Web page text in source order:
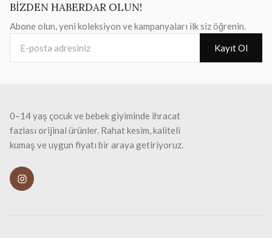
BİZDEN HABERDAR OLUN!
Abone olun, yeni koleksiyon ve kampanyaları ilk siz öğrenin.
Kayıt Ol
0–14 yaş çocuk ve bebek giyiminde ihracat
fazlası orijinal ürünler. Rahat kesim, kaliteli
kumaş ve uygun fiyatı bir araya getiriyoruz.